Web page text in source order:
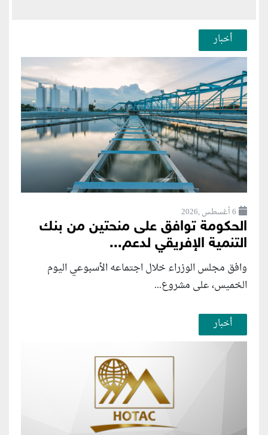
أخبار
6 أغسطس ,2026
الحكومة توافق على منحتين من بنك
التنمية الإفريقي لدعم...
وافق مجلس الوزراء خلال اجتماعه الأسبوعي اليوم
الخميس، على مشروع...
أخبار